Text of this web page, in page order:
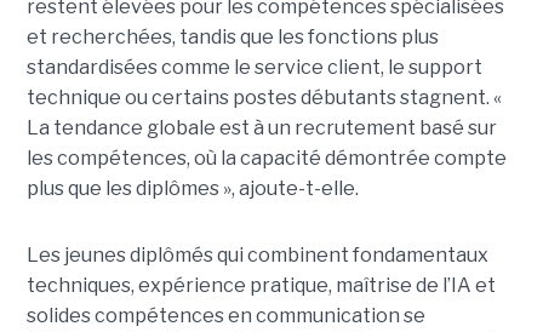
restent élevées pour les compétences spécialisées
et recherchées, tandis que les fonctions plus
standardisées comme le service client, le support
technique ou certains postes débutants stagnent. «
La tendance globale est à un recrutement basé sur
les compétences, où la capacité démontrée compte
plus que les diplômes », ajoute-t-elle.
Les jeunes diplômés qui combinent fondamentaux
techniques, expérience pratique, maîtrise de l’IA et
solides compétences en communication se